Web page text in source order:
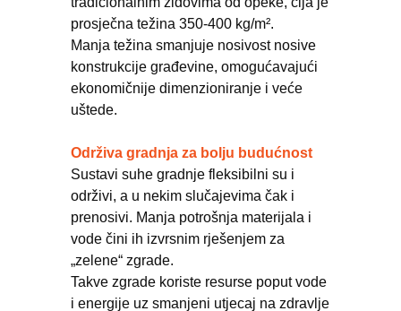
prosječna težina 350-400 kg/m².
Manja težina smanjuje nosivost nosive
konstrukcije građevine, omogućavajući
ekonomičnije dimenzioniranje i veće
uštede.
Održiva gradnja za bolju budućnost
Sustavi suhe gradnje fleksibilni su i
održivi, a u nekim slučajevima čak i
prenosivi. Manja potrošnja materijala i
vode čini ih izvrsnim rješenjem za
„zelene“ zgrade.
Takve zgrade koriste resurse poput vode
i energije uz smanjeni utjecaj na zdravlje